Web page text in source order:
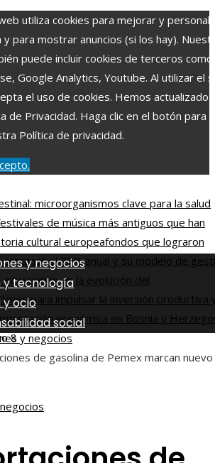
utiliza cookies para mejorar y
y para mostrar anuncios (si los hay).
puede incluir cookies de terceros como
Google Analytics, Youtube. Al utilizar el
el uso de cookies. Hemos actualizado
de Privacidad. Haga clic en el botón para
Política de privacidad.
microorganismos clave para la salud
de música más antiguos que han
cultural europeafondos que lograron
al 29% anual y su modelo de
en la evolución del
para impulsar la inversión productiva
económica en Bosnia y
8
y negocios
y tecnología
y ocio
social
y negocios
de gasolina de Pemex marcan